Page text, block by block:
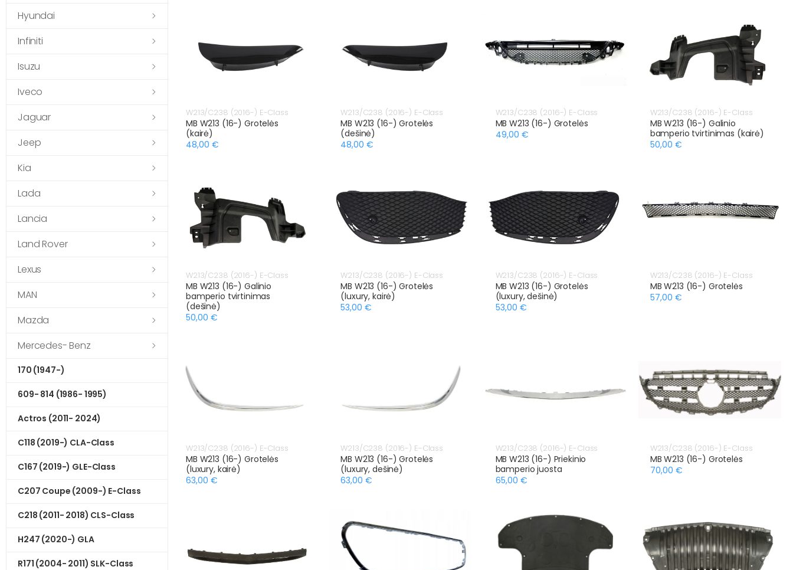
Hyundai
Infiniti
Isuzu
Iveco
Jaguar
Jeep
Kia
Lada
Lancia
Land Rover
Lexus
MAN
Mazda
Mercedes- Benz
170 (1947-)
609- 814 (1986- 1995)
Actros (2011- 2024)
C118 (2019-) CLA-Class
C167 (2019-) GLE-Class
C207 Coupe (2009-) E-Class
C218 (2011- 2018) CLS-Class
H247 (2020-) GLA
R171 (2004- 2011) SLK-Class
W213/C238 (2016-) E-Class
MB W213 (16-) Grotelės
(kairė)
48,00 €
W213/C238 (2016-) E-Class
MB W213 (16-) Grotelės
(dešinė)
48,00 €
W213/C238 (2016-) E-Class
MB W213 (16-) Grotelės
49,00 €
W213/C238 (2016-) E-Class
MB W213 (16-) Galinio
bamperio tvirtinimas (kairė)
50,00 €
W213/C238 (2016-) E-Class
MB W213 (16-) Galinio
bamperio tvirtinimas
(dešinė)
50,00 €
W213/C238 (2016-) E-Class
MB W213 (16-) Grotelės
(luxury, kairė)
53,00 €
W213/C238 (2016-) E-Class
MB W213 (16-) Grotelės
(luxury, dešinė)
53,00 €
W213/C238 (2016-) E-Class
MB W213 (16-) Grotelės
57,00 €
W213/C238 (2016-) E-Class
MB W213 (16-) Grotelės
(luxury, kairė)
63,00 €
W213/C238 (2016-) E-Class
MB W213 (16-) Grotelės
(luxury, dešinė)
63,00 €
W213/C238 (2016-) E-Class
MB W213 (16-) Priekinio
bamperio juosta
65,00 €
W213/C238 (2016-) E-Class
MB W213 (16-) Grotelės
70,00 €